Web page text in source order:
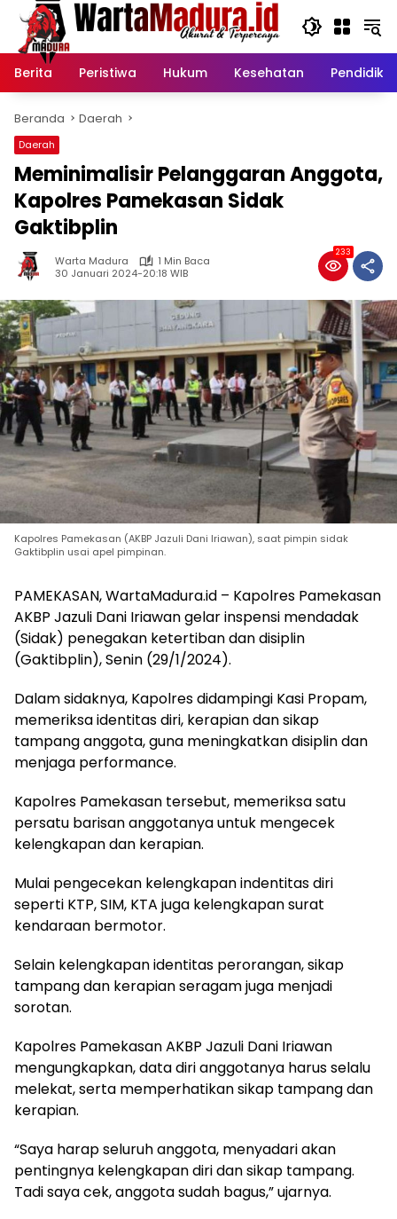
Langsung
konten
Berita
Peristiwa Hukum Kesehatan
Beranda Daerah
Daerah
Meminimalisir Pelanggaran Anggota,
Kapolres Pamekasan Sidak
Gaktibplin
Warta Madura
1 Min Baca
30 Januari 2024-20:18 WIB
233
Kapolres Pamekasan (AKBP Jazuli Dani Iriawan), saat pimpin sidak
Gaktibplin usai apel pimpinan.
PAMEKASAN, WartaMadura.id – Kapolres Pamekasan
AKBP Jazuli Dani Iriawan gelar inspensi mendadak
(Sidak) penegakan ketertiban dan disiplin
(Gaktibplin), Senin (29/1/2024).
Dalam sidaknya, Kapolres didampingi Kasi Propam,
memeriksa identitas diri, kerapian dan sikap
tampang anggota, guna meningkatkan disiplin dan
menjaga performance.
Kapolres Pamekasan tersebut, memeriksa satu
persatu barisan anggotanya untuk mengecek
kelengkapan dan kerapian.
Mulai pengecekan kelengkapan indentitas diri
seperti KTP, SIM, KTA juga kelengkapan surat
kendaraan bermotor.
Selain kelengkapan identitas perorangan, sikap
tampang dan kerapian seragam juga menjadi
sorotan.
Kapolres Pamekasan AKBP Jazuli Dani Iriawan
mengungkapkan, data diri anggotanya harus selalu
melekat, serta memperhatikan sikap tampang dan
kerapian.
“Saya harap seluruh anggota, menyadari akan
pentingnya kelengkapan diri dan sikap tampang.
Tadi saya cek, anggota sudah bagus,” ujarnya.